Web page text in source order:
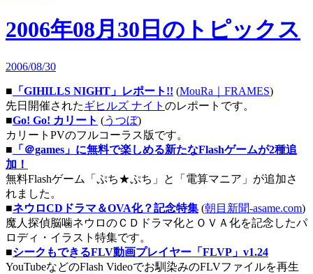
2006年08月30日のトピックス
2006/08/30
■ 「GIHILLS NIGHT」レポート!! (MouRa｜FRAMES)
先日開催されたギヒルズ ナイト のレポートです。
■Go! Go! カリート (うつぼ)
カリートPVのフルコーラス版です。
■ 「＠games」に無料で楽しめる新たなFlashゲームが2種追
加！
無料Flashゲーム「ぷち★ぷち」と「電算マニア」が追加さ
れました。
■ネウロCDドラマ＆OVA化？記念特集 (朝目新聞-asame.com)
魔人探偵脳噛ネウロのＣＤドラマ化とＯＶＡ化を記念したパ
ロディ・イラスト特集です。
■シークもできるFLV動画プレイヤー「FLVP」v1.24
YouTubeなどのFlash Videoでお馴染みのFLVファイルを再生